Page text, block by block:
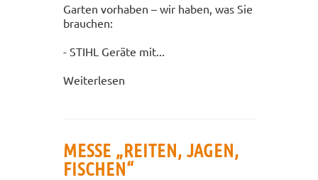
Garten vorhaben – wir haben, was Sie
brauchen:
- STIHL Geräte mit...
Weiterlesen
MESSE „REITEN, JAGEN,
FISCHEN“